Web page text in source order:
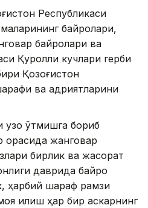
Республикаси
байроқлари,
байроқлари ва
Қуролли кучлари герби
Қозоғистон
ва қадриятларини
ўтмишга бориб
орасида жанговар
бирлик ва жасорат
даврида байроқ
ҳарбий шараф рамзи
қилиш ҳар бир аскарнинг